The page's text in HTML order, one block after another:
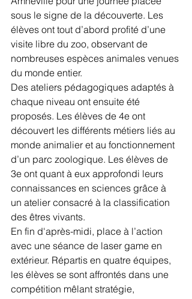
sous le signe de la découverte. Les
élèves ont tout d’abord profité d’une
visite libre du zoo, observant de
nombreuses espèces animales venues
du monde entier.
Des ateliers pédagogiques adaptés à
chaque niveau ont ensuite été
proposés. Les élèves de 4e ont
découvert les différents métiers liés au
monde animalier et au fonctionnement
d’un parc zoologique. Les élèves de
3e ont quant à eux approfondi leurs
connaissances en sciences grâce à
un atelier consacré à la classification
des êtres vivants.
En fin d'après-midi, place à l’action
avec une séance de laser game en
extérieur. Répartis en quatre équipes,
les élèves se sont affrontés dans une
compétition mêlant stratégie,